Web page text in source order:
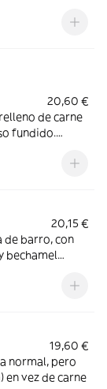
20,60 €
de carne
fundido.
20,15 €
de barro, con
bechamel
19,60 €
normal, pero
en vez de carne